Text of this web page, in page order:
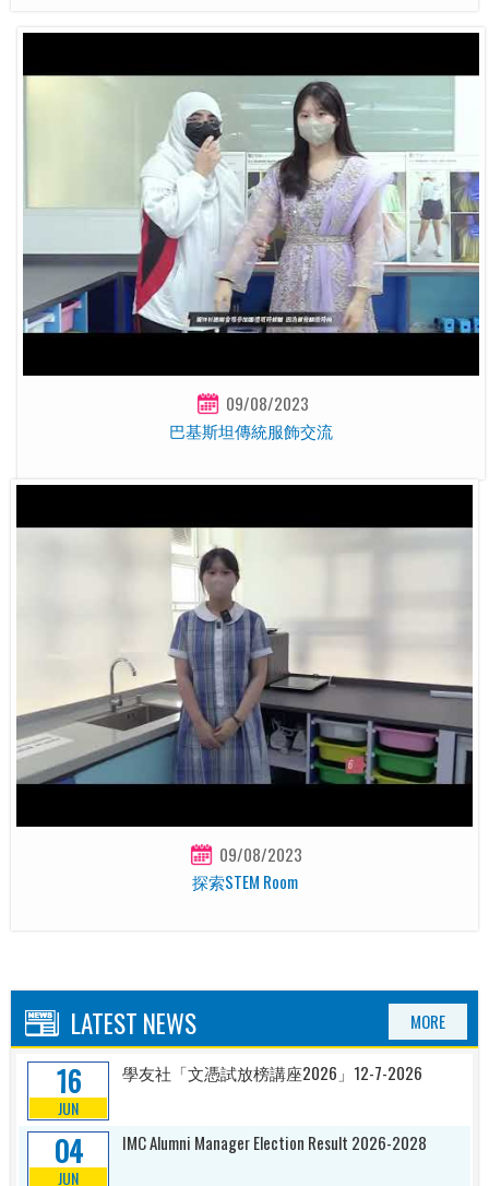
09/08/2023
巴基斯坦傳統服飾交流
09/08/2023
探索STEM Room
MORE
LATEST NEWS
16
JUN
學友社「文憑試放榜講座2026」12-7-2026
04
JUN
IMC Alumni Manager Election Result 2026-2028